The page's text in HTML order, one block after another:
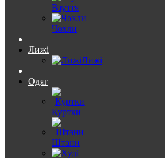
Взуття
Чохли
Лижі
Лижі
Одяг
Куртки
Штани